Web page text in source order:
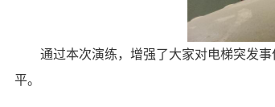
通过本次演练，增强了大家对电梯突发
平。